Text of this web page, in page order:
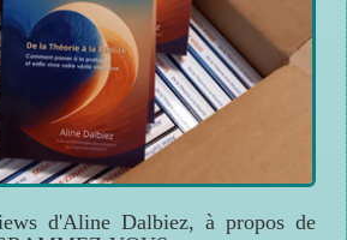
d'Aline Dalbiez, à propos de